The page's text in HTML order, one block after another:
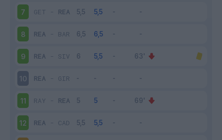
7 GET - REA
8 REA - BAR
9 REA - SIV
10 REA - GIR
11 RAY - REA
12 REA - CAD